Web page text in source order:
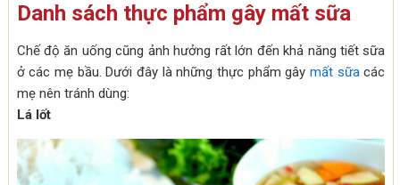
Danh sách thực phẩm gây mất sữa
Chế độ ăn uống cũng ảnh hưởng rất lớn đến khả năng tiết sữa
ở các mẹ bầu. Dưới đây là những thực phẩm gâymất sữacác
mẹ nên tránh dùng:
Lá lốt